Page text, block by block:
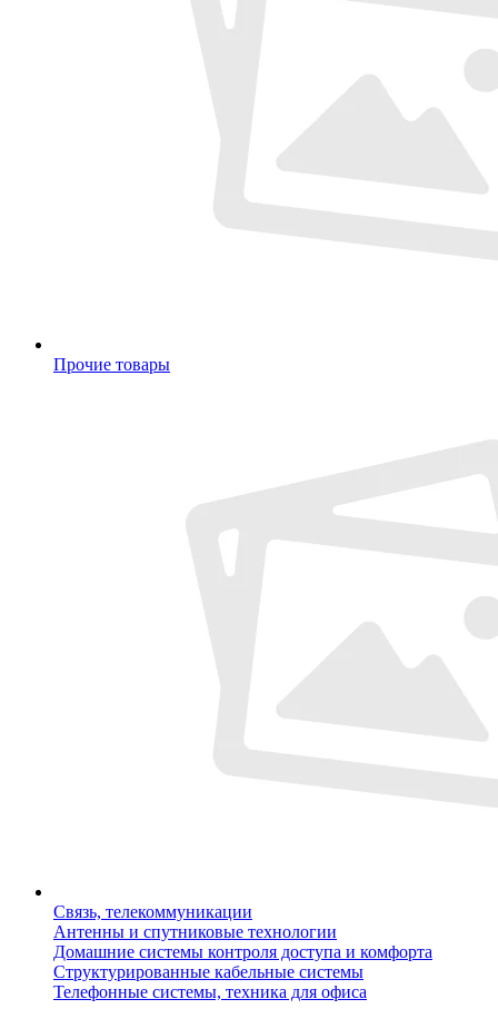
Прочие товары
Связь, телекоммуникации
Антенны и спутниковые технологии
Домашние системы контроля доступа и комфорта
Структурированные кабельные системы
Телефонные системы, техника для офиса